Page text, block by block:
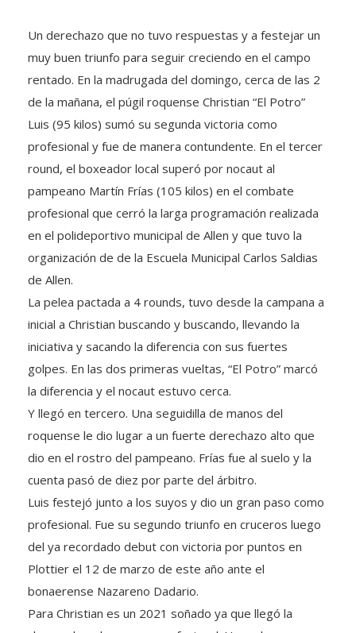
Un derechazo que no tuvo respuestas y a festejar un
muy buen triunfo para seguir creciendo en el campo
rentado. En la madrugada del domingo, cerca de las 2
de la mañana, el púgil roquense Christian “El Potro”
Luis (95 kilos) sumó su segunda victoria como
profesional y fue de manera contundente. En el tercer
round, el boxeador local superó por nocaut al
pampeano Martín Frías (105 kilos) en el combate
profesional que cerró la larga programación realizada
en el polideportivo municipal de Allen y que tuvo la
organización de de la Escuela Municipal Carlos Saldias
de Allen.
La pelea pactada a 4 rounds, tuvo desde la campana a
inicial a Christian buscando y buscando, llevando la
iniciativa y sacando la diferencia con sus fuertes
golpes. En las dos primeras vueltas, “El Potro” marcó
la diferencia y el nocaut estuvo cerca.
Y llegó en tercero. Una seguidilla de manos del
roquense le dio lugar a un fuerte derechazo alto que
dio en el rostro del pampeano. Frías fue al suelo y la
cuenta pasó de diez por parte del árbitro.
Luis festejó junto a los suyos y dio un gran paso como
profesional. Fue su segundo triunfo en cruceros luego
del ya recordado debut con victoria por puntos en
Plottier el 12 de marzo de este año ante el
bonaerense Nazareno Dadario.
Para Christian es un 2021 soñado ya que llegó la